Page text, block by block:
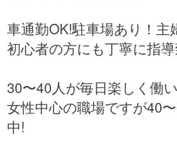
車通勤OK!駐車場あり！主
初心者の方にも丁寧に指導
30〜40人が毎日楽しく働い
女性中心の職場ですが40
中!